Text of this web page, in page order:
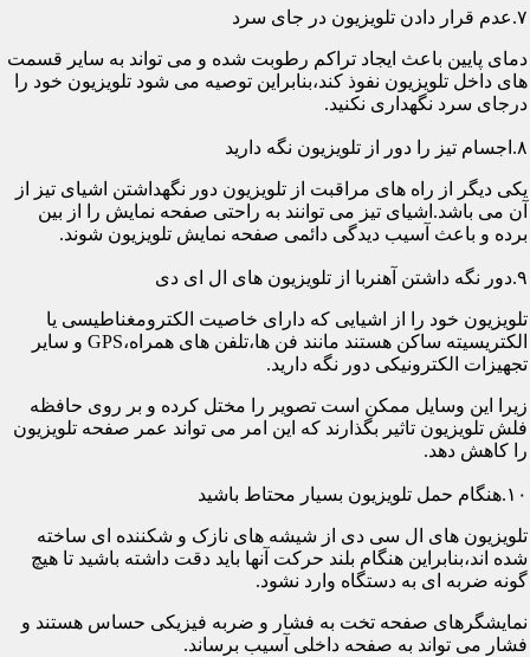
۷.عدم قرار دادن تلویزیون در جای سرد
دمای پایین باعث ایجاد تراکم رطوبت شده و می تواند به سایر قسمت
های داخل تلویزیون نفوذ کند،بنابراین توصیه می شود تلویزیون خود را
درجای سرد نگهداری نکنید.
۸.اجسام تیز را دور از تلویزیون نگه دارید
یکی دیگر از راه های مراقبت از تلویزیون دور نگهداشتن اشیای تیز از
آن می باشد.اشیای تیز می توانند به راحتی صفحه نمایش را از بین
برده و باعث آسیب دیدگی دائمی صفحه نمایش تلویزیون شوند.
۹.دور نگه داشتن آهنربا از تلویزیون های ال ای دی
تلویزیون خود را از اشیایی که دارای خاصیت الکترومغناطیسی یا
الکتریسیته ساکن هستند مانند فن ها،تلفن های همراه،GPS و سایر
تجهیزات الکترونیکی دور نگه دارید.
زیرا این وسایل ممکن است تصویر را مختل کرده و بر روی حافظه
فلش تلویزیون تاثیر بگذارند که این امر می تواند عمر صفحه تلویزیون
را کاهش دهد.
۱۰.هنگام حمل تلویزیون بسیار محتاط باشید
تلویزیون های ال سی دی از شیشه های نازک و شکننده ای ساخته
شده اند،بنابراین هنگام بلند حرکت آنها باید دقت داشته باشید تا هیچ
گونه ضربه ای به دستگاه وارد نشود.
نمایشگرهای صفحه تخت به فشار و ضربه فیزیکی حساس هستند و
فشار می تواند به صفحه داخلی آسیب برساند.